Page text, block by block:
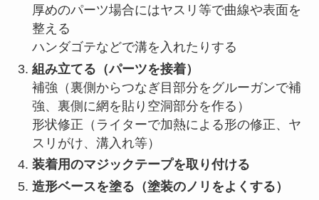
厚めのパーツ場合にはヤスリ等で曲線や表面を
整える
ハンダゴテなどで溝を入れたりする
組み立てる（パーツを接着）
補強（裏側からつなぎ目部分をグルーガンで補
強、裏側に網を貼り空洞部分を作る）
形状修正（ライターで加熱による形の修正、ヤ
スリがけ、溝入れ等）
装着用のマジックテープを取り付ける
造形ベースを塗る（塗装のノリをよくする）